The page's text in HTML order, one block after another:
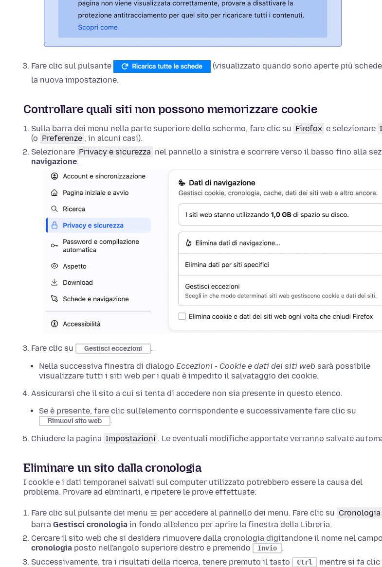
Fare clic sul pulsante
(visualizzato quando sono aperte più
la nuova impostazione.
Controllare quali siti non possono memorizzare cookie
Sulla barra dei menu nella parte superiore dello schermo, fare clic su Firefox e selezionare
(o Preferenze , in alcuni casi).
Selezionare Privacy e sicurezza nel pannello a sinistra e scorrere verso il basso fino alla
navigazione.
Fare clic su Gestisci eccezioni
.
Nella successiva finestra di dialogo Eccezioni - Cookie e dati dei siti web sarà possibile
visualizzare tutti i siti web per i quali è impedito il salvataggio dei cookie.
Assicurarsi che il sito a cui si tenta di accedere non sia presente in questo elenco.
Se è presente, fare clic sull'elemento corrispondente e successivamente fare clic su
Rimuovi sito web
.
Chiudere la pagina Impostazioni . Le eventuali modifiche apportate verranno salvate
Eliminare un sito dalla cronologia
I cookie e i dati temporanei salvati sul computer utilizzato potrebbero essere la causa del
problema. Provare ad eliminarli, e ripetere le prove effettuate:
Fare clic sul pulsante dei menu per accedere al pannello dei menu. Fare clic su Cronologia
barra Gestisci cronologia in fondo all'elenco per aprire la finestra della Libreria.
Cercare il sito web che si desidera rimuovere dalla cronologia digitandone il nome nel campo
cronologia posto nell'angolo superiore destro e premendo Invio
.
Successivamente, tra i risultati della ricerca, tenere premuto il tasto Ctrl mentre si fa clic